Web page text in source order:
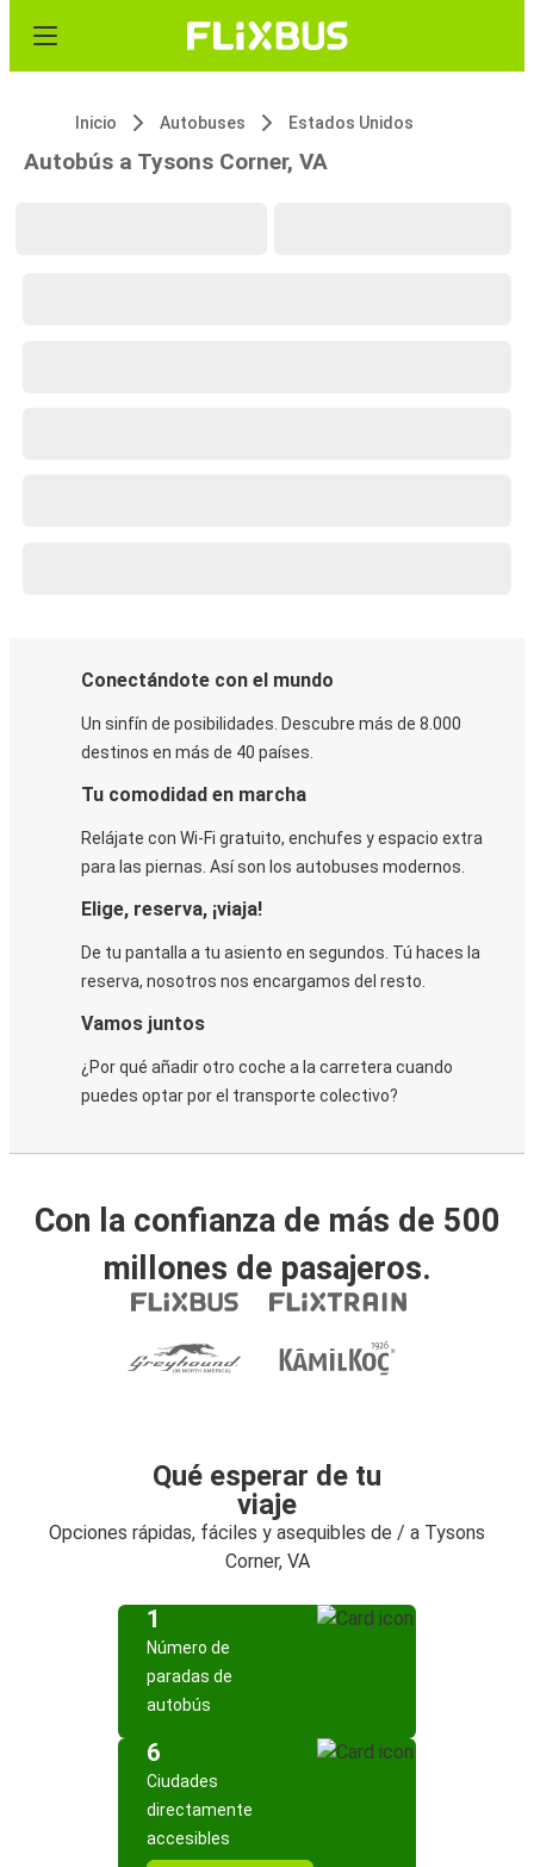
Inicio Autobuses Estados Unidos
Autobús a Tysons Corner, VA
Conectándote con el mundo
Un sinfín de posibilidades. Descubre más de 8.000
destinos en más de 40 países.
Tu comodidad en marcha
Relájate con Wi-Fi gratuito, enchufes y espacio extra
para las piernas. Así son los autobuses modernos.
Elige, reserva, ¡viaja!
De tu pantalla a tu asiento en segundos. Tú haces la
reserva, nosotros nos encargamos del resto.
Vamos juntos
¿Por qué añadir otro coche a la carretera cuando
puedes optar por el transporte colectivo?
Con la confianza de más de 500
millones de pasajeros.
Qué esperar de tu
viaje
Opciones rápidas, fáciles y asequibles de / a Tysons
Corner, VA
1
Número de
paradas de
autobús
6
Ciudades
directamente
accesibles